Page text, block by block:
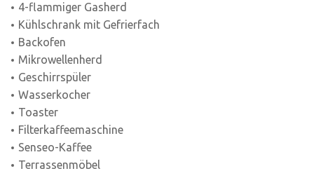
4-flammiger Gasherd
Kühlschrank mit Gefrierfach
Backofen
Mikrowellenherd
Geschirrspüler
Wasserkocher
Toaster
Filterkaffeemaschine
Senseo-Kaffee
Terrassenmöbel